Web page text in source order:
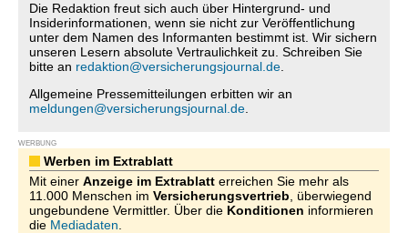
Die Redaktion freut sich auch über Hintergrund- und
Insiderinformationen, wenn sie nicht zur Veröffentlichung
unter dem Namen des Informanten bestimmt ist. Wir sichern
unseren Lesern absolute Vertraulichkeit zu. Schreiben Sie
bitte an redaktion@versicherungsjournal.de
Allgemeine Pressemitteilungen erbitten wir an
meldungen@versicherungsjournal.de
WERBUNG
Werben im Extrablatt
Mit einer Anzeige im Extrablatt erreichen Sie mehr als
11.000 Menschen im Versicherungsvertrieb , überwiegend
ungebundene Vermittler. Über die Konditionen informieren
die Mediadaten